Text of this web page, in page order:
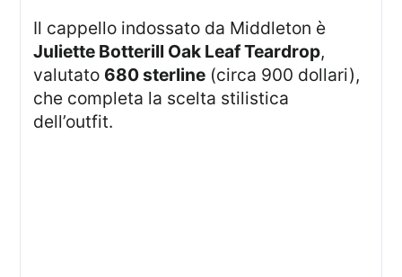
Il cappello indossato da Middleton è
Juliette Botterill Oak Leaf Teardrop,
valutato 680 sterline (circa 900 dollari),
che completa la scelta stilistica
dell’outfit.